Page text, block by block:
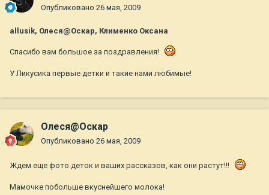
Опубликовано 26 мая, 2009
allusik, Олеся@Оскар, Клименко Оксана
Спасибо вам большое за поздравления!
У Ликусика первые детки и такие нами любимые!
Олеся@Оскар
Опубликовано 26 мая, 2009
Ждем еще фото деток и ваших рассказов, как они растут!!!
Мамочке побольше вкуснейшего молока!